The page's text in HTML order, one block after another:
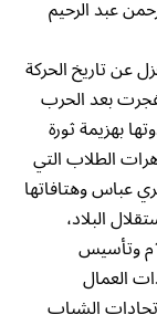
عبد الرحيم
عن تاريخ الحركة
بعد الحرب
بهزيمة ثورة
الطلاب التي
كبري عباس وهتافاتها
البلاد،
ومقاومة الجمعية التشريعية 1948م وتأسيس
العمال